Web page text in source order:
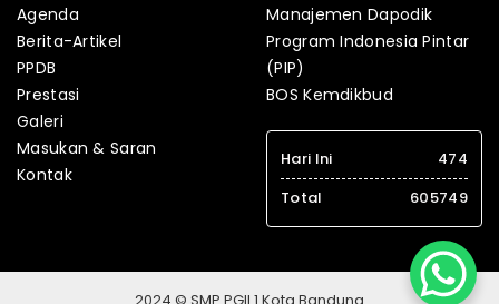
Agenda
Berita-Artikel
PPDB
Prestasi
Galeri
Masukan & Saran
Kontak
Manajemen Dapodik
Program Indonesia Pintar
(PIP)
BOS Kemdikbud
Hari Ini
474
Total
605749